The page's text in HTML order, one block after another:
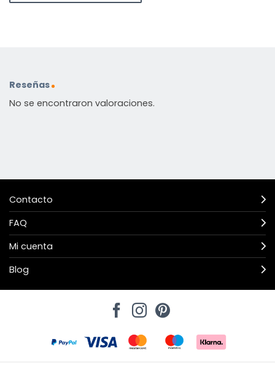
Reseñas
No se encontraron valoraciones.
Contacto
FAQ
Mi cuenta
Blog